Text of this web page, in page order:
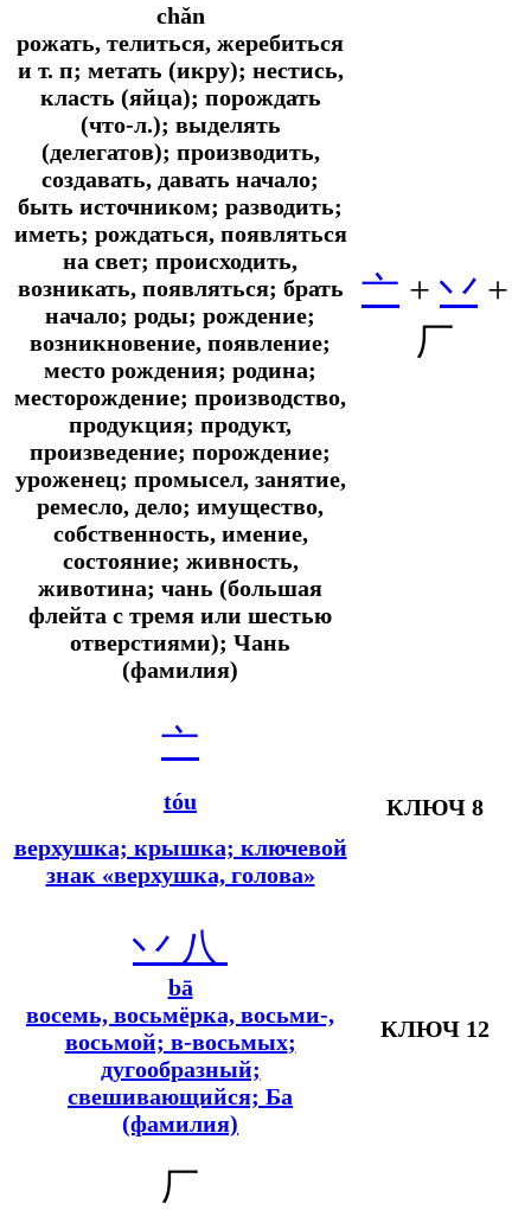
chǎn
рожать, телиться, жеребиться
и т. п; метать (икру); нестись,
класть (яйца); порождать
(что-л.); выделять
(делегатов); производить,
создавать, давать начало;
быть источником; разводить;
иметь; рождаться, появляться
на свет; происходить,
возникать, появляться; брать
начало; роды; рождение;
возникновение, появление;
место рождения; родина;
месторождение; производство,
продукция; продукт,
произведение; порождение;
уроженец; промысел, занятие,
ремесло, дело; имущество,
собственность, имение,
состояние; живность,
животина; чань (большая
флейта с тремя или шестью
отверстиями); Чань
(фамилия)
亠 +丷 +
厂
亠
tóu
верхушка; крышка; ключевой
знак «верхушка, голова»
КЛЮЧ 8
丷 八
bā
восемь, восьмёрка, восьми-,
восьмой; в-восьмых;
дугообразный;
свешивающийся; Ба
(фамилия)
КЛЮЧ 12
厂